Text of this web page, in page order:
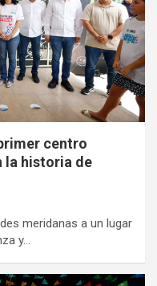
centro
la historia de
meridanas a un lugar
y…